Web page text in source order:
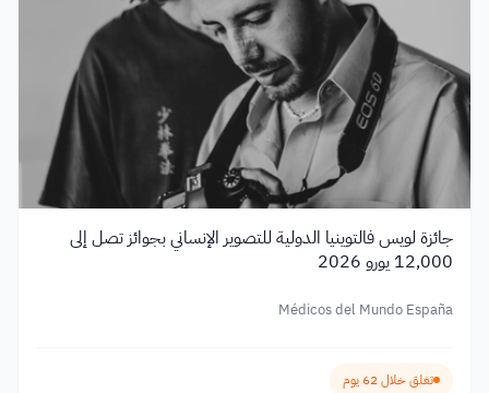
جائزة لويس فالتوينيا الدولية للتصوير الإنساني بجوائز تصل إلى
12,000 يورو 2026
Médicos del Mundo España
تغلق خلال 62 يوم